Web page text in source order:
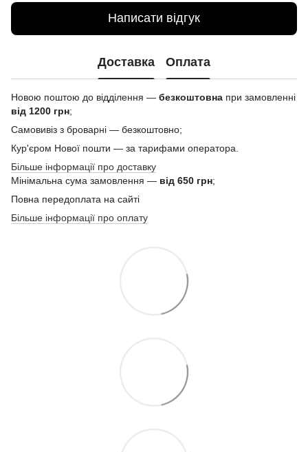
Написати відгук
Доставка Оплата
Новою поштою до відділення — безкоштовна при замовленні
від 1200 грн;
Самовивіз з броварні — безкоштовно;
Кур'єром Нової пошти — за тарифами оператора.
Більше інформації про доставку
Мінімальна сума замовлення — від 650 грн;
Повна передоплата на сайті
Більше інформації про оплату